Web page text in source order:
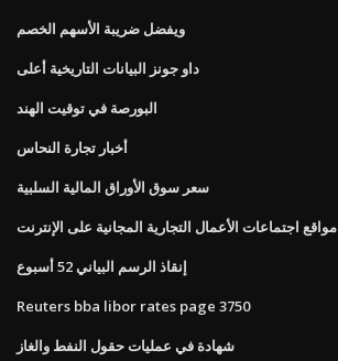
ويفضل ضريبة الأسهم الخصم
داو جونز البيانات التاريخية أعلى
البورصة في توقيت الهند
أخبار تجارة النحاس
سعر سوق الأوراق المالية السلبية
مواقع اجتماعات الأعمال التجارية المجانية على الإنترنت
إنقاذ الرسم البياني 52 أسبوع
Reuters bba libor rates page 3750
شهادة في عمليات حقول النفط والغاز